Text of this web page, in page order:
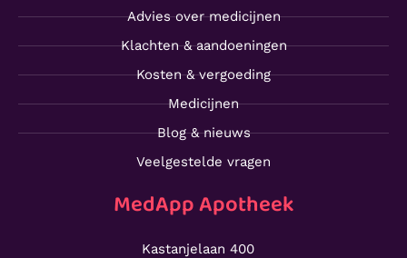
Advies over medicijnen
Klachten & aandoeningen
Kosten & vergoeding
Medicijnen
Blog & nieuws
Veelgestelde vragen
MedApp Apotheek
Kastanjelaan 400